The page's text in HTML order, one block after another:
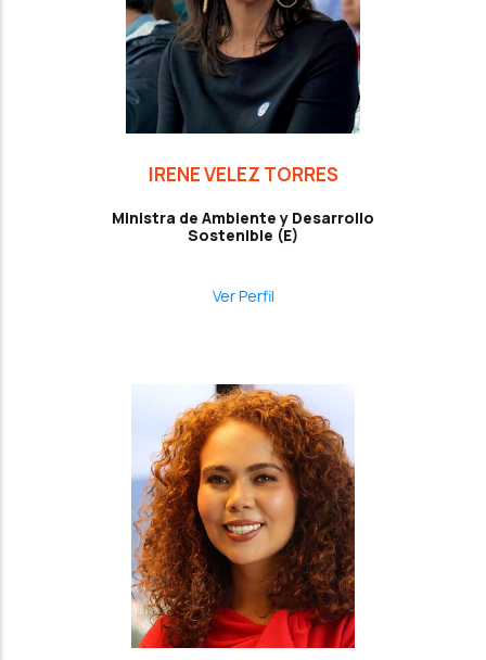
IRENE VELEZ TORRES
Ministra de Ambiente y Desarrollo
Sostenible (E)
Ver Perfil